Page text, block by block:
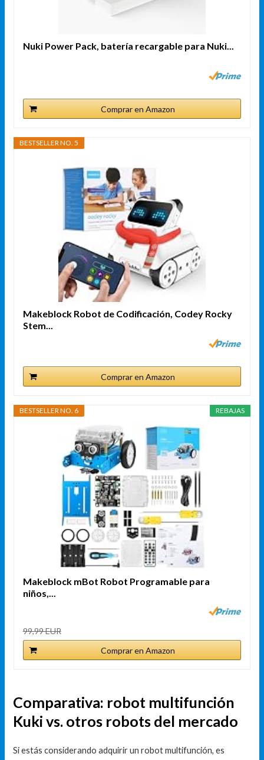
Nuki Power Pack, batería recargable para Nuki...
Comprar en Amazon
BESTSELLER NO. 5
Makeblock Robot de Codificación, Codey Rocky
Stem...
Comprar en Amazon
REBAJAS
BESTSELLER NO. 6
Makeblock mBot Robot Programable para
niños,...
99,99 EUR
Comprar en Amazon
Comparativa: robot multifunción
Kuki vs. otros robots del mercado
Si estás considerando adquirir un robot multifunción, es